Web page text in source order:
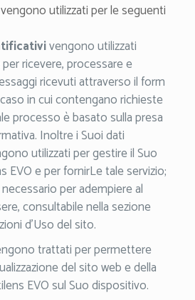
utilizzati per le seguenti
vengono utilizzati
ricevere, processare e
ricevuti attraverso il form
in cui contengano richieste
processo è basato sulla presa
Inoltre i Suoi dati
utilizzati per gestire il Suo
EVO e per fornirLe tale servizio;
per adempiere al
consultabile nella sezione
d’Uso del sito.
trattati per permettere
del sito web e della
EVO sul Suo dispositivo.